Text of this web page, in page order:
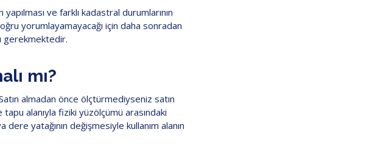
ve farklı kadastral durumlarının
yorumlayamayacağı için daha sonradan
gerekmektedir.
mı?
almadan önce ölçtürmediyseniz satın
tapu alanıyla fiziki yüzölçümü arasındaki
yatağının değişmesiyle kullanım alanın